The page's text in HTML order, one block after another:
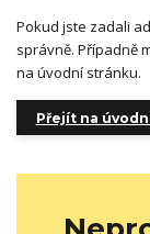
Pokud jste zadali
správně. Případně
na úvodní stránku.
Přejít na